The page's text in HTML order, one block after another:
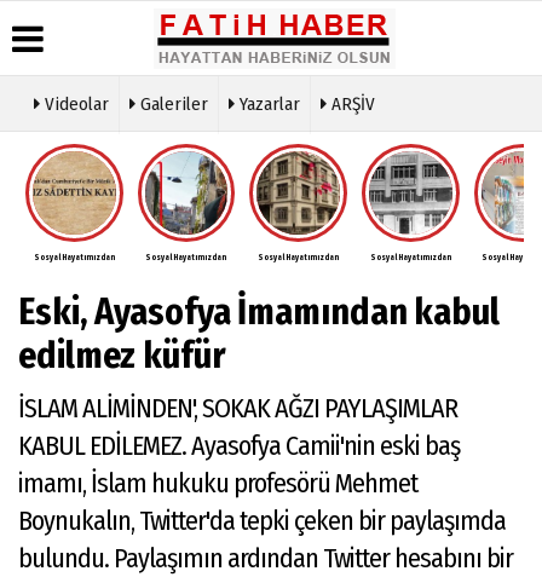
Haber
Arşivi
Günün
Haberleri
Biyografiler
Köşe
Yazarları
Video
Galeri
Foto
Künye
İletişim
Çerez
Politikası
İlkeleri
Videolar Galeriler Yazarlar ARŞİV
Sosyal Hayatımızdan Sosyal Hayatımızdan Sosyal Hayatımızdan Sosyal Hayatımızdan Sosyal
Eski, Ayasofya İmamından kabul
edilmez küfür
İSLAM ALİMİNDEN', SOKAK AĞZI PAYLAŞIMLAR
KABUL EDİLEMEZ. Ayasofya Camii'nin eski baş
imamı, İslam hukuku profesörü Mehmet
Boynukalın, Twitter'da tepki çeken bir paylaşımda
bulundu. Paylaşımın ardından Twitter hesabını bir